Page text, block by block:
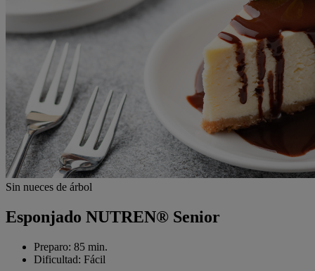
Sin nueces de árbol
Esponjado NUTREN® Senior
Preparo: 85 min.
Dificultad: Fácil